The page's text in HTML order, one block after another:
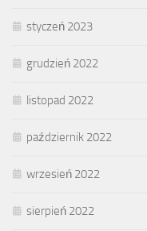
styczeń 2023
grudzień 2022
listopad 2022
październik 2022
wrzesień 2022
sierpień 2022